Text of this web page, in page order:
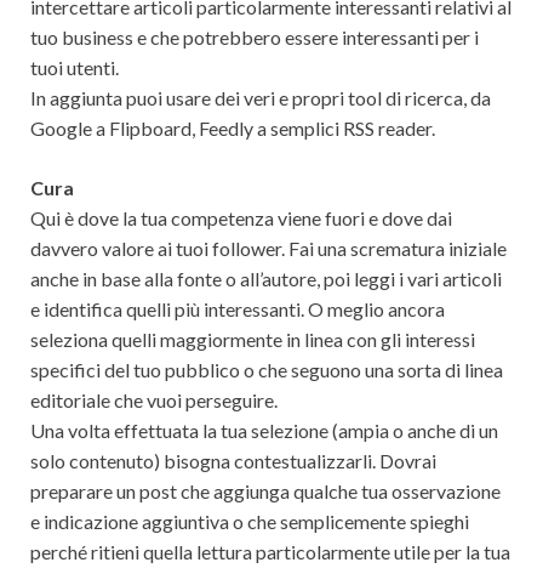
intercettare articoli particolarmente interessanti relativi al
tuo business e che potrebbero essere interessanti per i
tuoi utenti.
In aggiunta puoi usare dei veri e propri tool di ricerca, da
Google a Flipboard, Feedly a semplici RSS reader.
Cura
Qui è dove la tua competenza viene fuori e dove dai
davvero valore ai tuoi follower. Fai una scrematura iniziale
anche in base alla fonte o all’autore, poi leggi i vari articoli
e identifica quelli più interessanti. O meglio ancora
seleziona quelli maggiormente in linea con gli interessi
specifici del tuo pubblico o che seguono una sorta di linea
editoriale che vuoi perseguire.
Una volta effettuata la tua selezione (ampia o anche di un
solo contenuto) bisogna contestualizzarli. Dovrai
preparare un post che aggiunga qualche tua osservazione
e indicazione aggiuntiva o che semplicemente spieghi
perché ritieni quella lettura particolarmente utile per la tua